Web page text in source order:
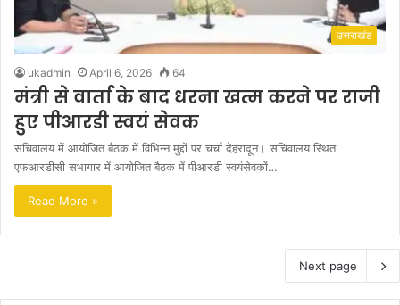
उत्तराखंड
ukadmin April 6, 2026 64
मंत्री से वार्ता के बाद धरना खत्म करने पर राजी
हुए पीआरडी स्वयं सेवक
सचिवालय में आयोजित बैठक में विभिन्न मुद्दों पर चर्चा देहरादून। सचिवालय स्थित
एफआरडीसी सभागार में आयोजित बैठक में पीआरडी स्वयंसेवकों…
Read More »
Next page